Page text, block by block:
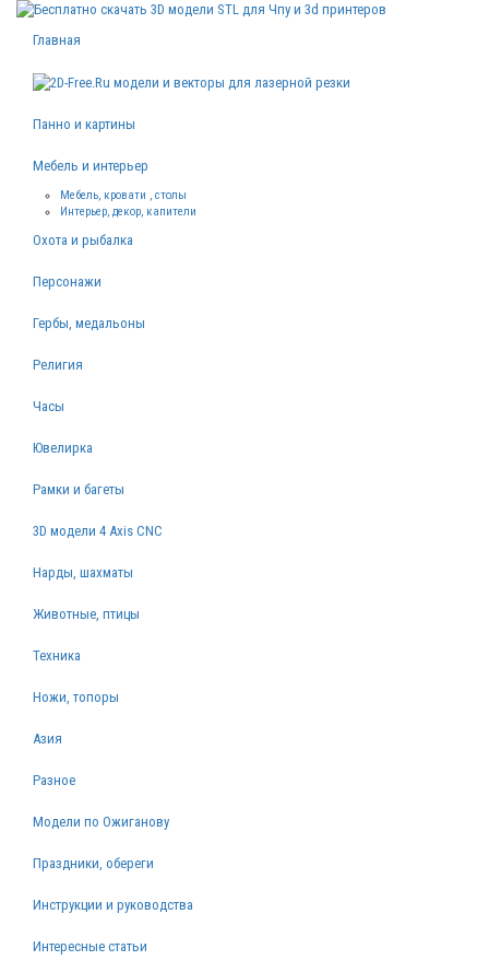
Главная
Панно и картины
Мебель и интерьер
Мебель, кровати , столы
Интерьер, декор, капители
Охота и рыбалка
Персонажи
Гербы, медальоны
Религия
Часы
Ювелирка
Рамки и багеты
3D модели 4 Axis CNC
Нарды, шахматы
Животные, птицы
Техника
Ножи, топоры
Азия
Разное
Модели по Ожиганову
Праздники, обереги
Инструкции и руководства
Интересные статьи